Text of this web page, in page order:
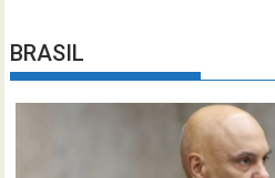
BRASIL